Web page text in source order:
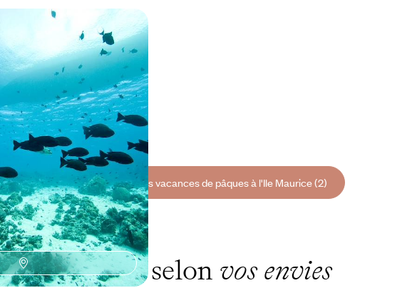
Rodrigues - Duo de
de charme
un cadre de rêve - lagons,
et barrière de corail
4500 €
nos suggestions de voyages vacances de pâques à l'Ile Maurice (2)
Maurice selon vos envies